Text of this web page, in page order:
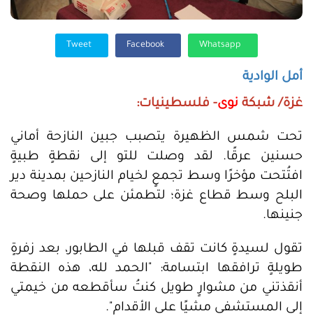
أمل الوادية
غزة/ شبكة نوى- فلسطينيات:
تحت شمس الظهيرة يتصبب جبين النازحة أماني
حسنين عرقًا. لقد وصلت للتو إلى نقطةٍ طبيةٍ
افتُتحت مؤخرًا وسط تجمعٍ لخيام النازحين بمدينة دير
البلح وسط قطاع غزة؛ لتطمئن على حملها وصحة
جنينها.
تقول لسيدةٍ كانت تقف قبلها في الطابور، بعد زفرةٍ
طويلةٍ ترافقها ابتسامة: "الحمد لله، هذه النقطة
أنقذتني من مشوارٍ طويل كنتُ سأقطعه من خيمتي
إلى المستشفى مشيًا على الأقدام".